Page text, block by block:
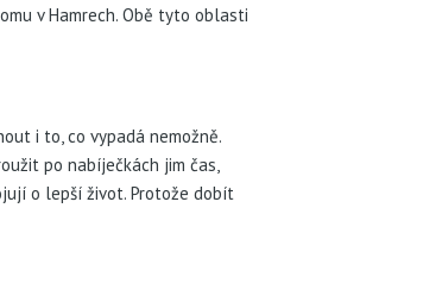
v Hamrech. Obě tyto oblasti
i to, co vypadá nemožně.
po nabíječkách jim čas,
o lepší život. Protože dobít